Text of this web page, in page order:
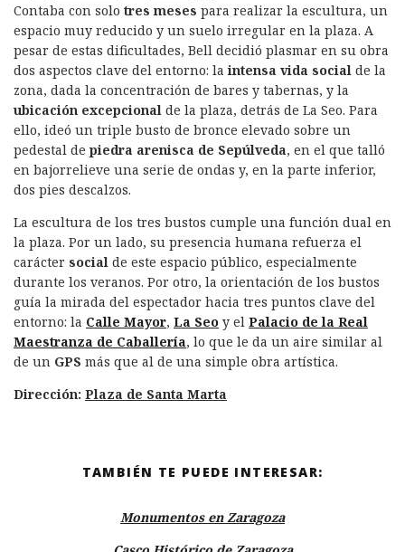
Contaba con solo tres meses para realizar la escultura, un
espacio muy reducido y un suelo irregular en la plaza. A
pesar de estas dificultades, Bell decidió plasmar en su obra
dos aspectos clave del entorno: laintensa vida social de la
zona, dada la concentración de bares y tabernas, y la
ubicación excepcional de la plaza, detrás de La Seo. Para
ello, ideó un triple busto de bronce elevado sobre un
pedestal de piedra arenisca de Sepúlveda, en el que talló
en bajorrelieve una serie de ondas y, en la parte inferior,
dos pies descalzos.
La escultura de los tres bustos cumple una función dual en
la plaza. Por un lado, su presencia humana refuerza el
carácter social de este espacio público, especialmente
durante los veranos. Por otro, la orientación de los bustos
guía la mirada del espectador hacia tres puntos clave del
entorno: la Calle Mayor, La Seo y el Palacio de la Real
Maestranza de Caballería, lo que le da un aire similar al
de un GPS más que al de una simple obra artística.
Dirección: Plaza de Santa Marta
TAMBIÉN TE PUEDE INTERESAR:
Monumentos en Zaragoza